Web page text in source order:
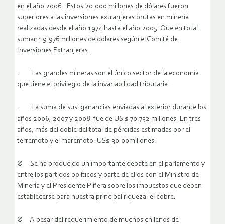
en el año 2006. Estos 20.000 millones de dólares fueron
superiores a las inversiones extranjeras brutas en minería
realizadas desde el año 1974 hasta el año 2005. Que en total
suman 19.976 millones de dólares según el Comité de
Inversiones Extranjeras.
· Las grandes mineras son el único sector de la economía
que tiene el privilegio de la invariabilidad tributaria.
· La suma de sus ganancias enviadas al exterior durante los
años 2006, 2007 y 2008 fue de US $ 70.732 millones. En tres
años, más del doble del total de pérdidas estimadas por el
terremoto y el maremoto: US$ 30.00millones.
Ø Se ha producido un importante debate en el parlamento y
entre los partidos políticos y parte de ellos con el Ministro de
Minería y el Presidente Piñera sobre los impuestos que deben
establecerse para nuestra principal riqueza: el cobre.
Ø A pesar del requerimiento de muchos chilenos de